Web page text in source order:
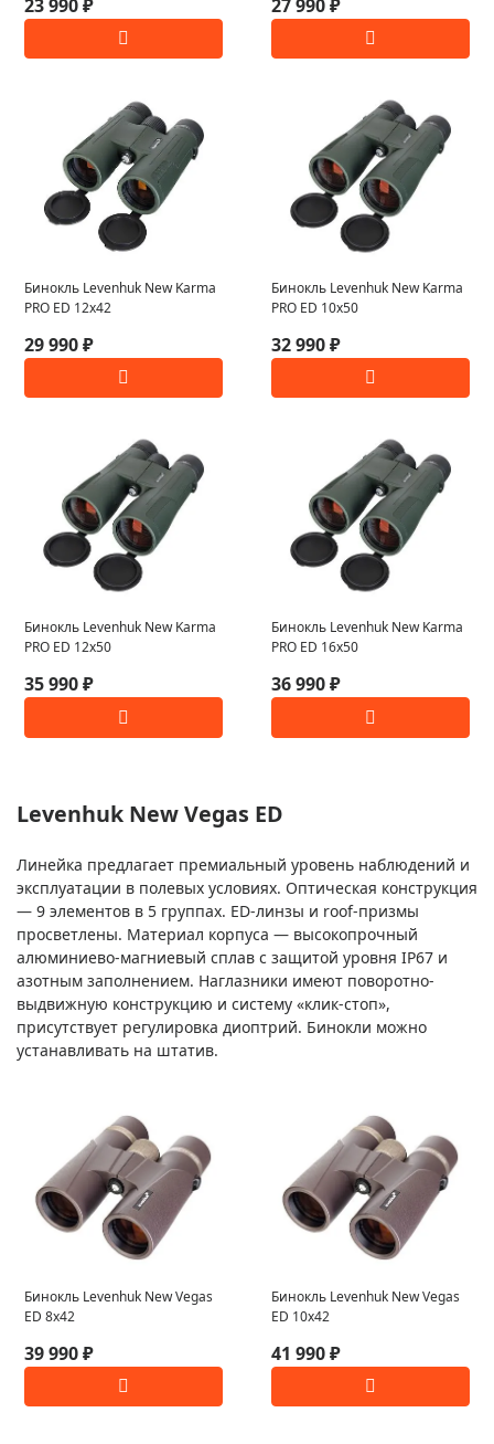
23 990 ₽ 27 990 ₽
Бинокль Levenhuk New Karma
PRO ED 12x42
29 990 ₽
Бинокль Levenhuk New Karma
PRO ED 10x50
32 990 ₽
Бинокль Levenhuk New Karma
PRO ED 12x50
35 990 ₽
Бинокль Levenhuk New Karma
PRO ED 16x50
36 990 ₽
Levenhuk New Vegas ED
Линейка предлагает премиальный уровень наблюдений и
эксплуатации в полевых условиях. Оптическая конструкция
— 9 элементов в 5 группах. ED-линзы и roof-призмы
просветлены. Материал корпуса — высокопрочный
алюминиево-магниевый сплав с защитой уровня IP67 и
азотным заполнением. Наглазники имеют поворотно-
выдвижную конструкцию и систему «клик-стоп»,
присутствует регулировка диоптрий. Бинокли можно
устанавливать на штатив.
Бинокль Levenhuk New Vegas
ED 8x42
39 990 ₽
Бинокль Levenhuk New Vegas
ED 10x42
41 990 ₽